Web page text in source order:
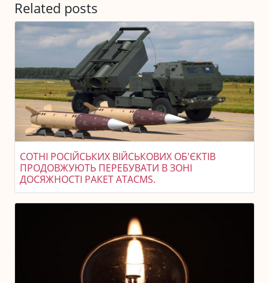
Related posts
СОТНІ РОСІЙСЬКИХ ВІЙСЬКОВИХ ОБ'ЄКТІВ
ПРОДОВЖУЮТЬ ПЕРЕБУВАТИ В ЗОНІ
ДОСЯЖНОСТІ РАКЕТ ATACMS.